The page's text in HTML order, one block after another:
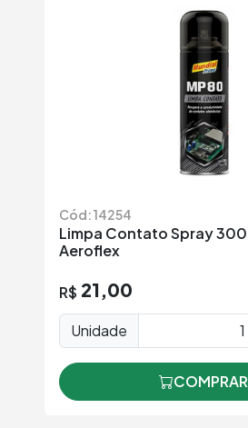
Cód: 14254
Limpa Contato Spray
Aeroflex
R$ 21,00
Unidade
COMPRAR